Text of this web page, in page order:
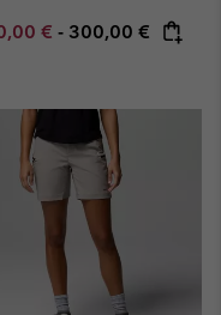
sale price:
€ - Maximum price:
300,00 €